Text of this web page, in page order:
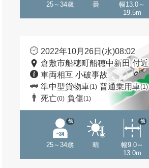
25～34歳 曇
幅13.0～
19.5m
2022年10月26日(水)08:02
倉敷市船穂町船穂中新田 付近
車両相互 小破事故
準中型貨物車(1) 普通乗用車(1)
死亡(0) 負傷(1)
25～34歳
他
晴
幅9.0～
13.0m
他